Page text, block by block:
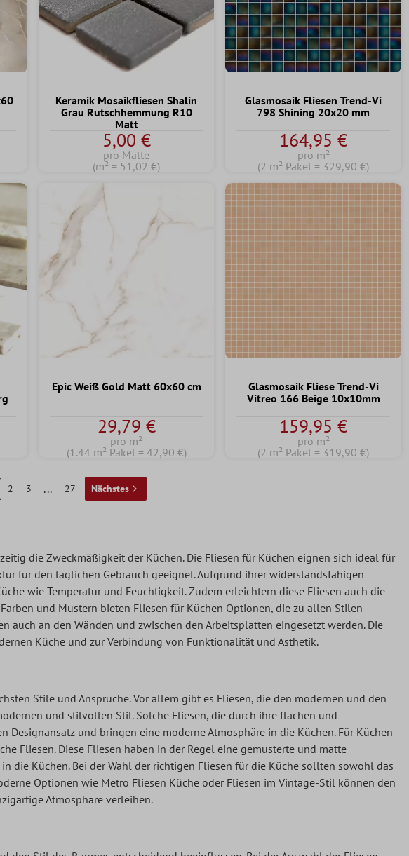
Keramik Mosaikfliesen Shalin
Grau Rutschhemmung R10
Matt
5,00 €
pro Matte
(m² = 51,02 €)
Glasmosaik Fliesen Trend-Vi
798 Shining 20x20 mm
164,95 €
pro m²
(2 m² Paket = 329,90 €)
Epic Weiß Gold Matt 60x60 cm
29,79 €
pro m²
(1.44 m² Paket = 42,90 €)
Glasmosaik Fliese Trend-Vi
Vitreo 166 Beige 10x10mm
159,95 €
pro m²
(2 m² Paket = 319,90 €)
2 3 ... 27 Nächstes
die Zweckmäßigkeit der Küchen. Die Fliesen für Küchen eignen sich ideal für
für den täglichen Gebrauch geeignet. Aufgrund ihrer widerstandsfähigen
wie Temperatur und Feuchtigkeit. Zudem erleichtern diese Fliesen auch die
und Mustern bieten Fliesen für Küchen Optionen, die zu allen Stilen
auch an den Wänden und zwischen den Arbeitsplatten eingesetzt werden. Die
Küche und zur Verbindung von Funktionalität und Ästhetik.
Stile und Ansprüche. Vor allem gibt es Fliesen, die den modernen und den
und stilvollen Stil. Solche Fliesen, die durch ihre flachen und
und bringen eine moderne Atmosphäre in die Küchen. Für Küchen
Fliesen. Diese Fliesen haben in der Regel eine gemusterte und matte
die Küchen. Bei der Wahl der richtigen Fliesen für die Küche sollten sowohl das
Optionen wie Metro Fliesen Küche oder Fliesen im Vintage-Stil können den
Atmosphäre verleihen.